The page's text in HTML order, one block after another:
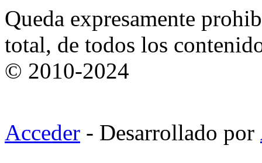
Queda expresamente
total, de todos los
© 2010-2024
Acceder - Desarrollado por